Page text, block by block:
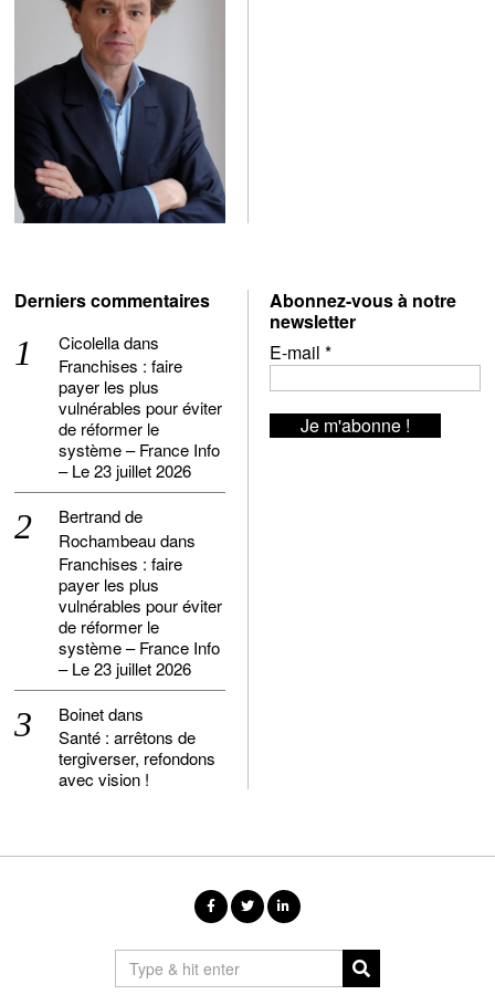
Derniers commentaires
Cicolelladans
Franchises : faire
payer les plus
vulnérables pour éviter
de réformer le
système – France Info
– Le 23 juillet 2026
Bertrand de
Rochambeaudans
Franchises : faire
payer les plus
vulnérables pour éviter
de réformer le
système – France Info
– Le 23 juillet 2026
Boinetdans
Santé : arrêtons de
tergiverser, refondons
avec vision !
Abonnez-vous à notre
newsletter
E-mail *